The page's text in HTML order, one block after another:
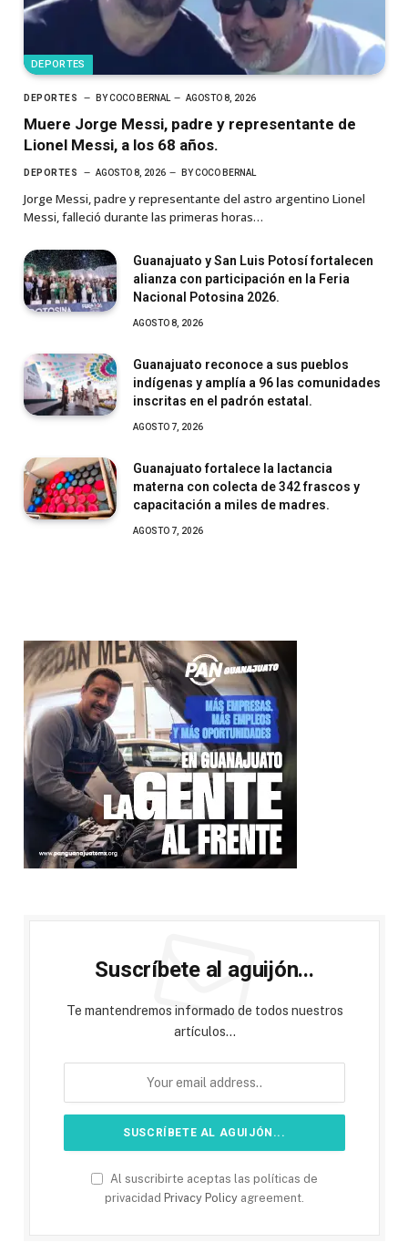
DEPORTES
DEPORTES BYCOCO BERNAL AGOSTO 8, 2026
Muere Jorge Messi, padre y representante de
Lionel Messi, a los 68 años.
DEPORTES AGOSTO 8, 2026 BYCOCO BERNAL
Jorge Messi, padre y representante del astro argentino Lionel
Messi, falleció durante las primeras horas…
Guanajuato y San Luis Potosí fortalecen
alianza con participación en la Feria
Nacional Potosina 2026.
AGOSTO 8, 2026
Guanajuato reconoce a sus pueblos
indígenas y amplía a 96 las comunidades
inscritas en el padrón estatal.
AGOSTO 7, 2026
Guanajuato fortalece la lactancia
materna con colecta de 342 frascos y
capacitación a miles de madres.
AGOSTO 7, 2026
Suscríbete al aguijón...
Te mantendremos informado de todos nuestros
artículos...
Al suscribirte aceptas las políticas de
privacidad Privacy Policy agreement.